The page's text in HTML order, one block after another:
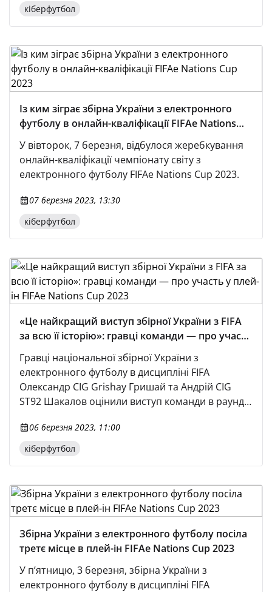
кіберфутбол
Із ким зіграє збірна України з електронного
футболу в онлайн-кваліфікації FIFAe Nations
Cup 2023
У вівторок, 7 березня, відбулося жеребкування
онлайн-кваліфікації чемпіонату світу з
електронного футболу FIFAe Nations Cup 2023.
07 березня 2023, 13:30
кіберфутбол
«Це найкращий виступ збірної України з FIFA
за всю її історію»: гравці команди — про участь
у плей-ін FIFAe Nations Cup 2023
Гравці національної збірної України з
електронного футболу в дисципліні FIFA
Олександр CIG Grishay Гришай та Андрій CIG
ST92 Шакалов оцінили виступ команди в раунді
збірна завершила плей-ін на третьому місці в
дивізіоні 2 конференції 3 і змагатиметься за
вийшов позитивним.
06 березня 2023, 11:00
кіберфутбол
Збірна України з електронного футболу посіла
третє місце в плей-ін FIFAe Nations Cup 2023
У п’ятницю, 3 березня, збірна України з
електронного футболу в дисципліні FIFA